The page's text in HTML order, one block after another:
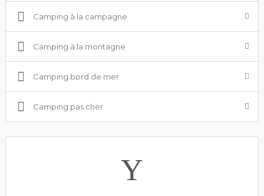
Camping à la campagne
Camping à la montagne
Camping bord de mer
Camping pas cher